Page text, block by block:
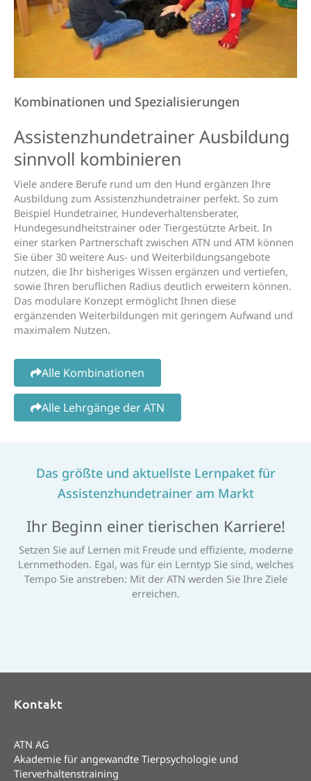
Kombinationen und Spezialisierungen
Assistenz­hunde­trainer Aus­bildung
sinn­voll kombi­nieren
Viele andere Berufe rund um den Hund ergänzen Ihre
Ausbildung zum Assistenzhundetrainer perfekt. So zum
Beispiel Hundetrainer, Hundeverhaltensberater,
Hundegesundheitstrainer oder Tiergestützte Arbeit. In
einer starken Partnerschaft zwischen ATN und ATM können
Sie über 30 weitere Aus- und Weiterbildungsangebote
nutzen, die Ihr bisheriges Wissen ergänzen und vertiefen,
sowie Ihren beruflichen Radius deutlich erweitern können.
Das modulare Konzept ermöglicht Ihnen diese
ergänzenden Weiterbildungen mit geringem Aufwand und
maximalem Nutzen.
Alle Kombinationen
Alle Lehrgänge der ATN
Das größte und aktuellste Lernpaket für
Assistenzhundetrainer am Markt
Ihr Beginn einer tierischen Karriere!
Setzen Sie auf Lernen mit Freude und effiziente, moderne
Lernmethoden. Egal, was für ein Lerntyp Sie sind, welches
Tempo Sie anstreben: Mit der ATN werden Sie Ihre Ziele
erreichen.
Kontakt
ATN AG
Akademie für angewandte Tierpsychologie und
Tierverhaltenstraining